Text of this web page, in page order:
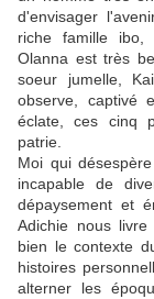
d'envisager
riche famille ibo,
Olanna est très
soeur jumelle,
observe, captivé
éclate, ces cinq
patrie.
Moi qui
incapable de
dépaysement et
Adichie nous
bien le contexte
histoires
alterner les